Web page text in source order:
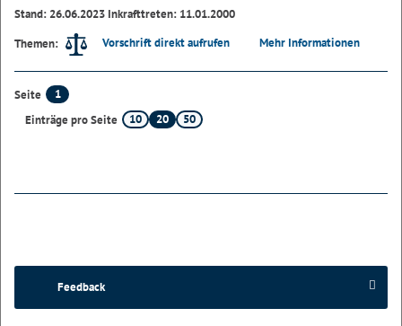
Stand: 26.06.2023 Inkrafttreten: 11.01.2000
Themen:
Vorschrift direkt aufrufen Mehr Informationen
Seite
1
Einträge pro Seite
10 20 50
Feedback